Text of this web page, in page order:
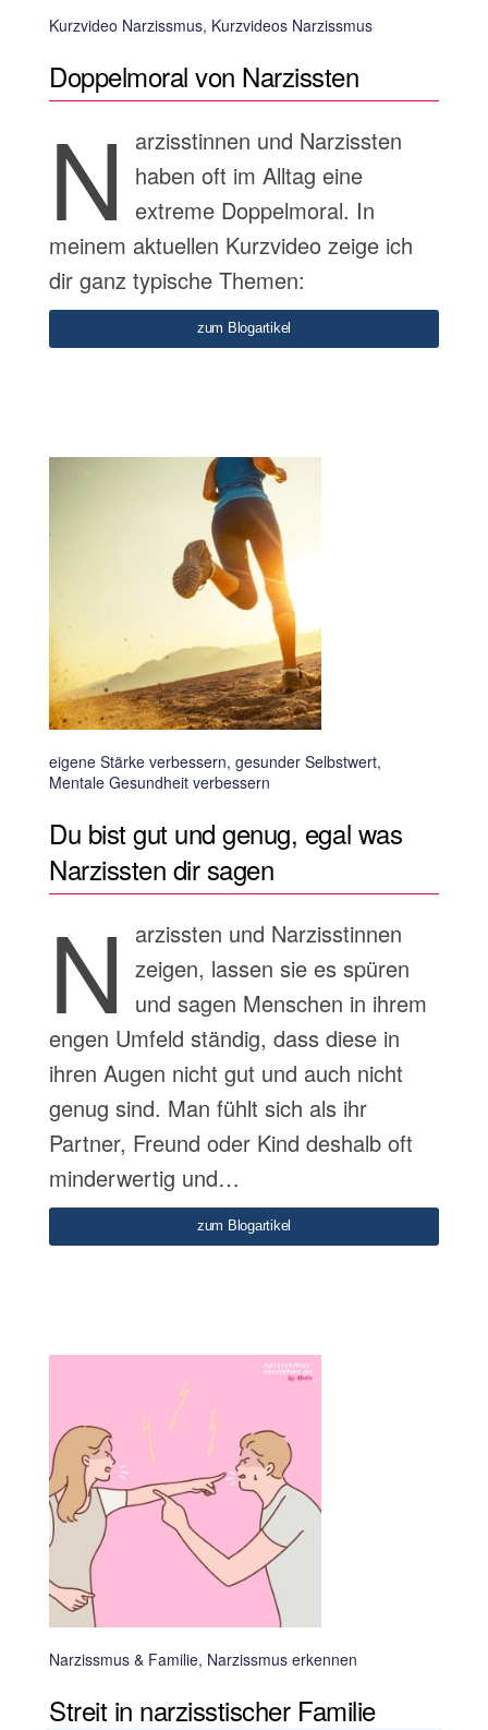
Kurzvideo Narzissmus, Kurzvideos Narzissmus
Doppelmoral von Narzissten
N
arzisstinnen und Narzissten
haben oft im Alltag eine
extreme Doppelmoral. In
meinem aktuellen Kurzvideo zeige ich
dir ganz typische Themen:
zum Blogartikel
eigene Stärke verbessern, gesunder Selbstwert,
Mentale Gesundheit verbessern
Du bist gut und genug, egal was
Narzissten dir sagen
N
arzissten und Narzisstinnen
zeigen, lassen sie es spüren
und sagen Menschen in ihrem
engen Umfeld ständig, dass diese in
ihren Augen nicht gut und auch nicht
genug sind. Man fühlt sich als ihr
Partner, Freund oder Kind deshalb oft
minderwertig und…
zum Blogartikel
Narzissmus & Familie, Narzissmus erkennen
Streit in narzisstischer Familie